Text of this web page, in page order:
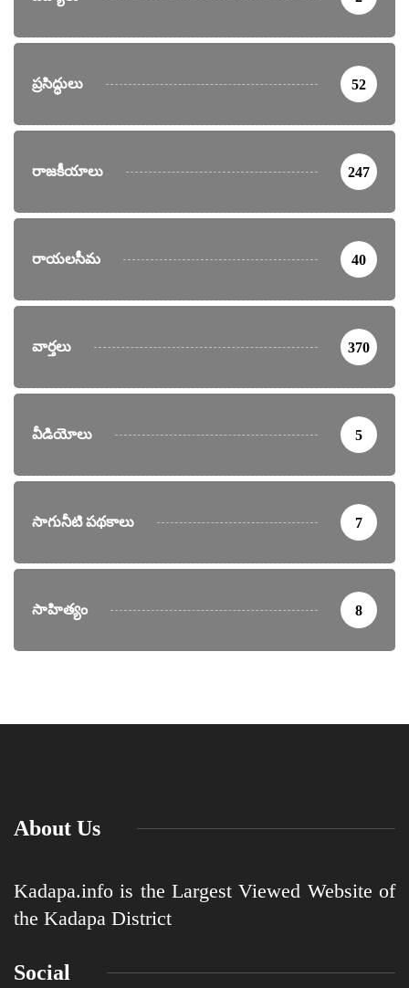
ప్రసిద్ధులు 52
రాజకీయాలు 247
రాయలసీమ 40
వార్తలు 370
వీడియోలు 5
సాగునీటి పథకాలు 7
సాహిత్యం 8
About Us
Kadapa.info is the Largest Viewed Website of
the Kadapa District
Social